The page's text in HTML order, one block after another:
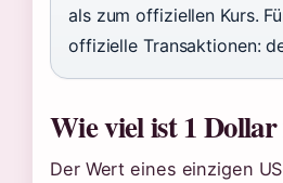
als zum offiziellen Kurs.
offizielle Transaktionen:
Wie viel ist 1
Der Wert eines einzigen